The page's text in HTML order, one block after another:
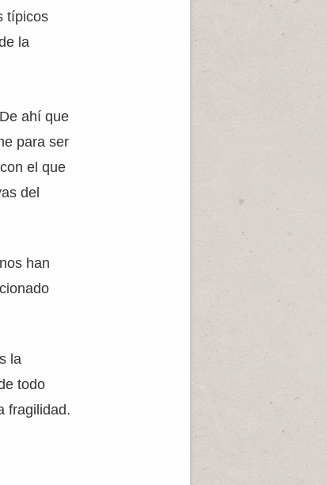
típicos
la
ahí que
para ser
el que
del
han
la
todo
fragilidad.